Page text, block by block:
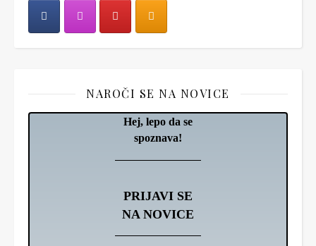
NAROČI SE NA NOVICE
Hej, lepo da se
spoznava!
PRIJAVI SE
NA NOVICE